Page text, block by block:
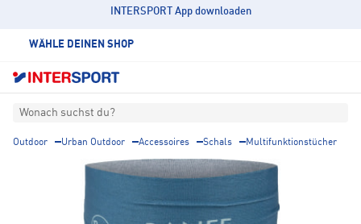
INTERSPORT App downloaden
WÄHLE DEINEN SHOP
Wonach suchst du?
Outdoor Urban Outdoor Accessoires Schals Multifunktionstücher